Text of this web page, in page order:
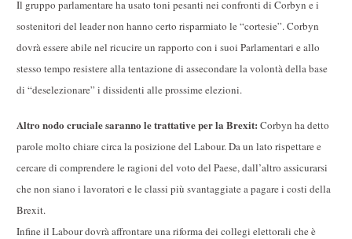
Il gruppo parlamentare ha usato toni pesanti nei confronti di Corbyn e i
sostenitori del leader non hanno certo risparmiato le “cortesie”. Corbyn
dovrà essere abile nel ricucire un rapporto con i suoi Parlamentari e allo
stesso tempo resistere alla tentazione di assecondare la volontà della base
di “deselezionare” i dissidenti alle prossime elezioni.
Altro nodo cruciale saranno le trattative per la Brexit: Corbyn ha detto
parole molto chiare circa la posizione del Labour. Da un lato rispettare e
cercare di comprendere le ragioni del voto del Paese, dall’altro assicurarsi
che non siano i lavoratori e le classi più svantaggiate a pagare i costi della
Brexit.
Infine il Labour dovrà affrontare una riforma dei collegi elettorali che è